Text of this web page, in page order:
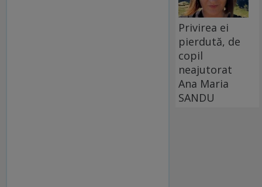
Privirea ei
pierdută, de
copil
neajutorat
Ana Maria
SANDU